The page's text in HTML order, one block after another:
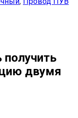
двумя